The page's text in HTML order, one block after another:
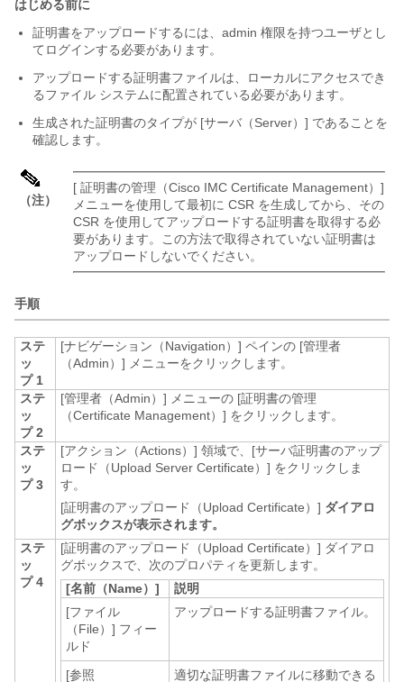
はじめる前に
証明書をアップロードするには、admin 権限を持つユーザとし
てログインする必要があります。
アップロードする証明書ファイルは、ローカルにアクセスでき
るファイル システムに配置されている必要があります。
生成された証明書のタイプが [サーバ（Server）] であることを
確認します。
（注）
[ 証明書の管理（Cisco IMC Certificate Management）]
メニューを使用して最初に CSR を生成してから、その
CSR を使用してアップロードする証明書を取得する必
要があります。この方法で取得されていない証明書は
アップロードしないでください。
手順
ステ
ッ
プ 1
[ナビゲーション（Navigation）] ペインの [管理者
（Admin）] メニューをクリックします。
ステ
ッ
プ 2
[管理者（Admin）] メニューの [証明書の管理
（Certificate Management）] をクリックします。
ステ
ッ
プ 3
[アクション（Actions）] 領域で、[サーバ証明書のアップ
ロード（Upload Server Certificate）] をクリックしま
す。
[証明書のアップロード（Upload Certificate）] ダイアロ
グボックスが表示されます。
ステ
ッ
プ 4
[証明書のアップロード（Upload Certificate）] ダイアロ
グボックスで、次のプロパティを更新します。
[名前（Name）]
説明
[ファイル
（File）] フィー
ルド
アップロードする証明書ファイル。
[参照
適切な証明書ファイルに移動できる